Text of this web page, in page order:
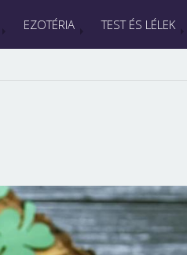
EZOTÉRIA TEST ÉS LÉLEK